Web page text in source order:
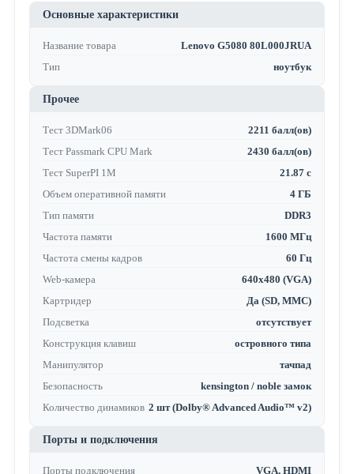
Основные характеристики
Название товара
Lenovo G5080 80L000JRUA
Тип
ноутбук
Прочее
Тест 3DMark06
2211 балл(ов)
Тест Passmark CPU Mark
2430 балл(ов)
Тест SuperPI 1M
21.87 с
Объем оперативной памяти
4 ГБ
Тип памяти
DDR3
Частота памяти
1600 МГц
Частота смены кадров
60 Гц
Web-камера
640x480 (VGA)
Картридер
Да (SD, MMC)
Подсветка
отсутствует
Конструкция клавиш
островного типа
Манипулятор
тачпад
Безопасность
kensington / noble замок
Количество динамиков 2 шт (Dolby® Advanced Audio™ v2)
Порты и подключения
Порты подключения
VGA, HDMI